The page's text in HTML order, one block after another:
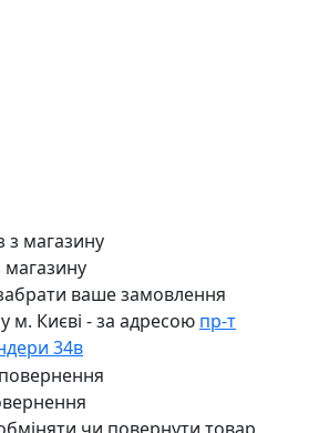
магазину
ваше замовлення
м. Києві - за адресою пр-т
34в